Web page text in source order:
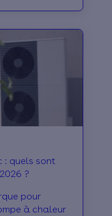
: quels sont
?
pour
à chaleur